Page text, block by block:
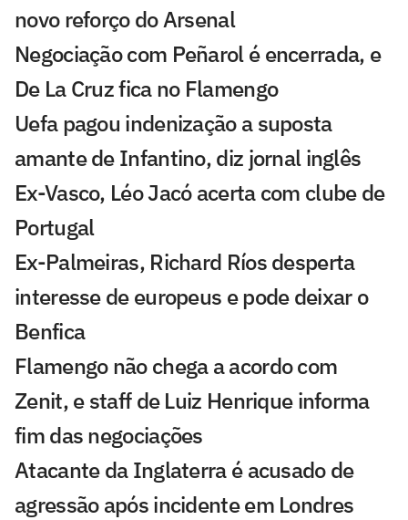
novo reforço do Arsenal
Negociação com Peñarol é encerrada, e
De La Cruz fica no Flamengo
Uefa pagou indenização a suposta
amante de Infantino, diz jornal inglês
Ex-Vasco, Léo Jacó acerta com clube de
Portugal
Ex-Palmeiras, Richard Ríos desperta
interesse de europeus e pode deixar o
Benfica
Flamengo não chega a acordo com
Zenit, e staff de Luiz Henrique informa
fim das negociações
Atacante da Inglaterra é acusado de
agressão após incidente em Londres